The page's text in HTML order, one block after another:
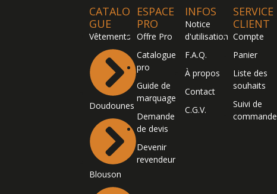
CATALO
GUE
Vêtements
Doudounes
Blouson
ESPACE
PRO
Offre Pro
Catalogue
pro
Guide de
marquage
Demande
de devis
Devenir
revendeur
INFOS
Notice
d'utilisation
F.A.Q.
À propos
Contact
C.G.V.
SERVICE
CLIENT
Compte
Panier
Liste des
souhaits
Suivi de
commande